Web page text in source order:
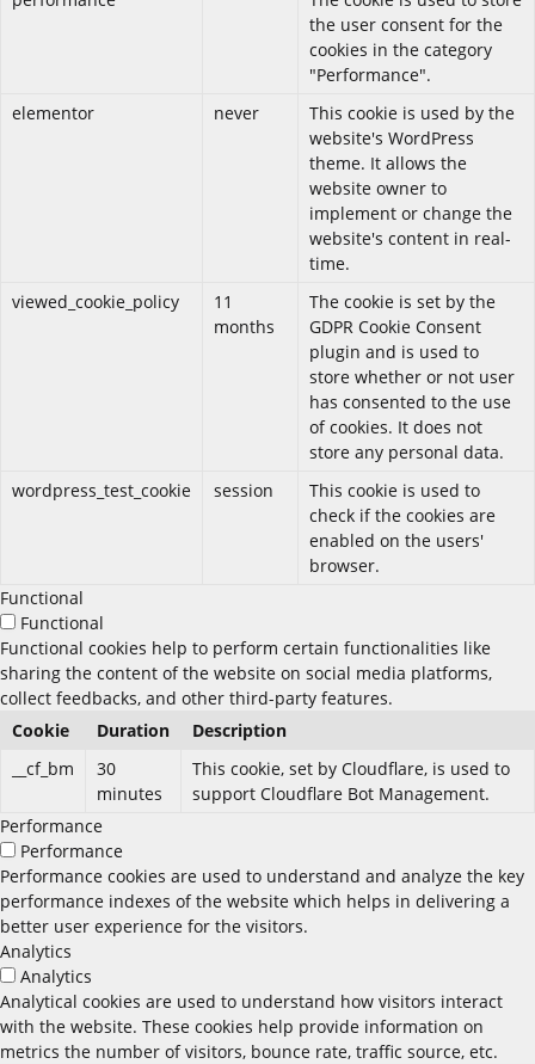
the user consent for the
cookies in the category
"Performance".
elementor
never
This cookie is used by the
website's WordPress
theme. It allows the
website owner to
implement or change the
website's content in real-
time.
viewed_cookie_policy
11
months
The cookie is set by the
GDPR Cookie Consent
plugin and is used to
store whether or not user
has consented to the use
of cookies. It does not
store any personal data.
wordpress_test_cookie
session
This cookie is used to
check if the cookies are
enabled on the users'
browser.
Functional
Functional
Functional cookies help to perform certain functionalities like
sharing the content of the website on social media platforms,
collect feedbacks, and other third-party features.
Cookie
Duration
Description
__cf_bm
30
minutes
This cookie, set by Cloudflare, is used to
support Cloudflare Bot Management.
Performance
Performance
Performance cookies are used to understand and analyze the key
performance indexes of the website which helps in delivering a
better user experience for the visitors.
Analytics
Analytics
Analytical cookies are used to understand how visitors interact
with the website. These cookies help provide information on
metrics the number of visitors, bounce rate, traffic source, etc.